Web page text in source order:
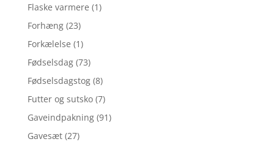
Flaske varmere (1)
Forhæng (23)
Forkælelse (1)
Fødselsdag (73)
Fødselsdagstog (8)
Futter og sutsko (7)
Gaveindpakning (91)
Gavesæt (27)